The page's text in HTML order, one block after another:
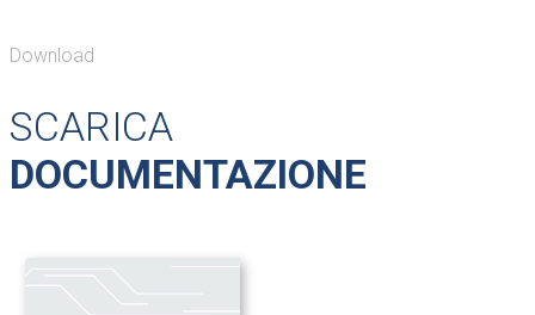
Download
SCARICA
DOCUMENTAZIONE